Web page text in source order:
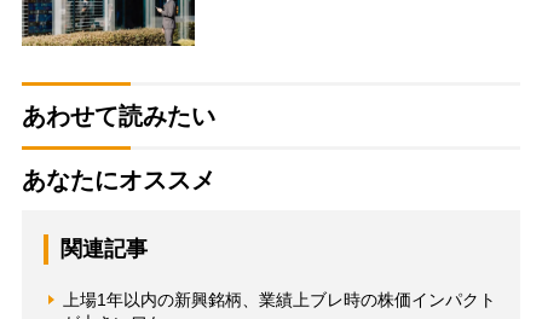
あわせて読みたい
あなたにオススメ
関連記事
上場1年以内の新興銘柄、業績上ブレ時の株価インパクト